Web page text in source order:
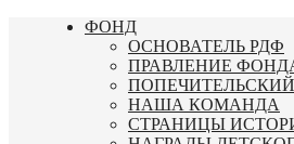
Перейти
ФОНД
ОСНОВАТЕЛЬ РДФ
ПРАВЛЕНИЕ
НАША КОМАНДА
СТРАНИЦЫ